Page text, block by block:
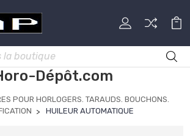
Dépôt.com
POUR HORLOGERS. TARAUDS. BOUCHONS.
HUILEUR AUTOMATIQUE